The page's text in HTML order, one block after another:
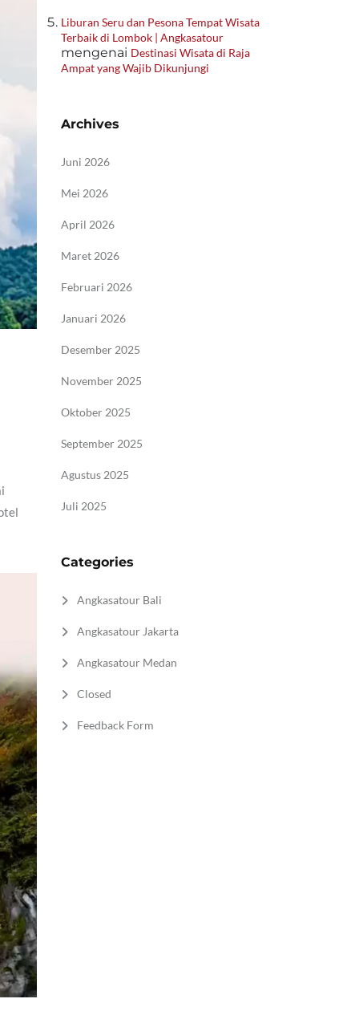
Liburan Seru dan Pesona Tempat Wisata
Terbaik di Lombok | Angkasatour
mengenai Destinasi Wisata di Raja
Ampat yang Wajib Dikunjungi
Archives
Juni 2026
Mei 2026
April 2026
Maret 2026
Februari 2026
Januari 2026
Desember 2025
November 2025
Oktober 2025
September 2025
Agustus 2025
Juli 2025
Categories
Angkasatour Bali
Angkasatour Jakarta
Angkasatour Medan
Closed
Feedback Form